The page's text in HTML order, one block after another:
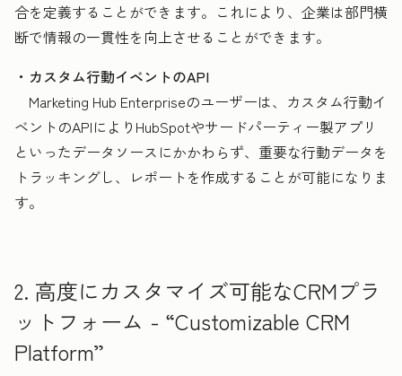
合を定義することができます。これにより、企業は部門横
断で情報の一貫性を向上させることができます。
・カスタム行動イベントのAPI
Marketing Hub Enterpriseのユーザーは、カスタム行動イ
ベントのAPIによりHubSpotやサードパーティー製アプリ
といったデータソースにかかわらず、重要な行動データを
トラッキングし、レポートを作成することが可能になりま
す。
2. 高度にカスタマイズ可能なCRMプラ
ットフォーム - “Customizable CRM
Platform”